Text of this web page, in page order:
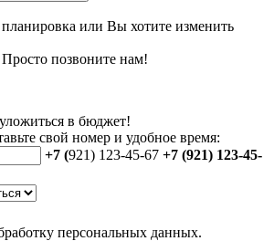
планировка или Вы хотите изменить
позвоните нам!
в бюджет!
свой номер и удобное время:
+7 (921) 123-45-67 +7 (921) 123-45-
персональных данных.